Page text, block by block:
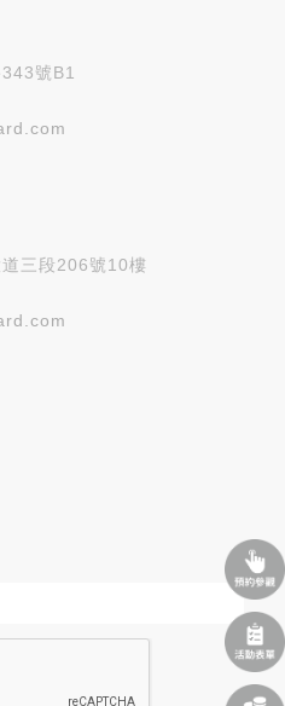
號B1
三段206號10樓